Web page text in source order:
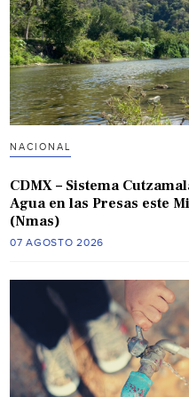
NACIONAL
CDMX – Sistema
Agua en las Presas este
(Nmas)
07 AGOSTO 2026